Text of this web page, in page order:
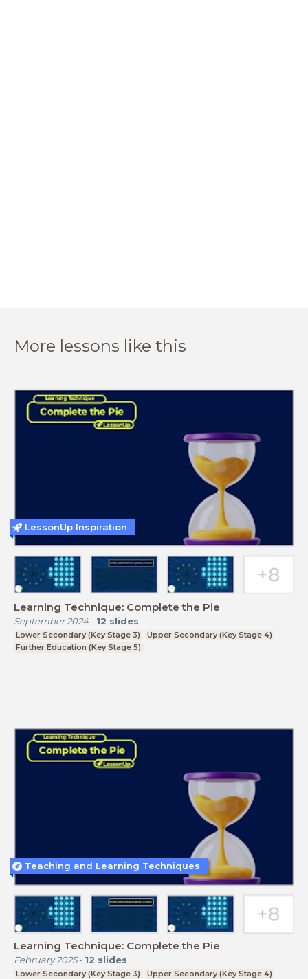
More lessons like this
Learning Technique: Complete the Pie
September 2024- 12 slides
Lower Secondary (Key Stage 3)
Upper Secondary (Key Stage 4)
Further Education (Key Stage 5)
LessonUp Inspiration
Learning Technique: Complete the Pie
February 2025- 12 slides
Lower Secondary (Key Stage 3)
Upper Secondary (Key Stage 4)
Teaching and Learning Techniques